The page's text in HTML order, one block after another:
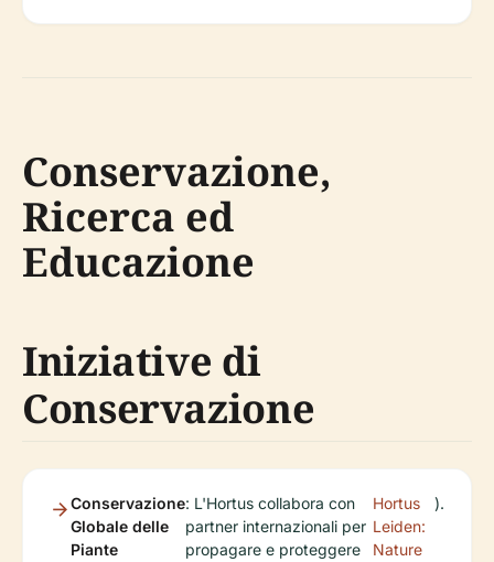
Conservazione,
Ricerca ed
Educazione
Iniziative di
Conservazione
Conservazione
Globale delle
Piante
: L'Hortus collabora con
partner internazionali per
propagare e proteggere
Hortus
Leiden:
Nature
).